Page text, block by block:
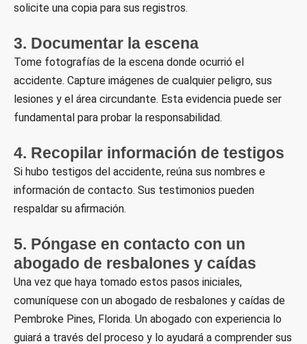
solicite una copia para sus registros.
3. Documentar la escena
Tome fotografías de la escena donde ocurrió el
accidente. Capture imágenes de cualquier peligro, sus
lesiones y el área circundante. Esta evidencia puede ser
fundamental para probar la responsabilidad.
4. Recopilar información de testigos
Si hubo testigos del accidente, reúna sus nombres e
información de contacto. Sus testimonios pueden
respaldar su afirmación.
5. Póngase en contacto con un
abogado de resbalones y caídas
Una vez que haya tomado estos pasos iniciales,
comuníquese con un abogado de resbalones y caídas de
Pembroke Pines, Florida. Un abogado con experiencia lo
guiará a través del proceso y lo ayudará a comprender sus